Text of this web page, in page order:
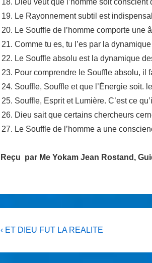
Dieu veut que l’homme soit
Le Rayonnement subtil est
Le Souffle de l’homme comporte une
Comme tu es, tu l’es par la
Le Souffle absolu est la dynamique
Pour comprendre le Souffle absolu, il
Souffle, Souffle et que l’Énergie soit.
Souffle, Esprit et Lumière. C’est ce
Dieu sait que certains chercheurs
Le Souffle de l’homme a une
Reçu par Me Yokam Jean Rostand,
Navigation
Previous
‹ ET DIEU FUT LA REALITE